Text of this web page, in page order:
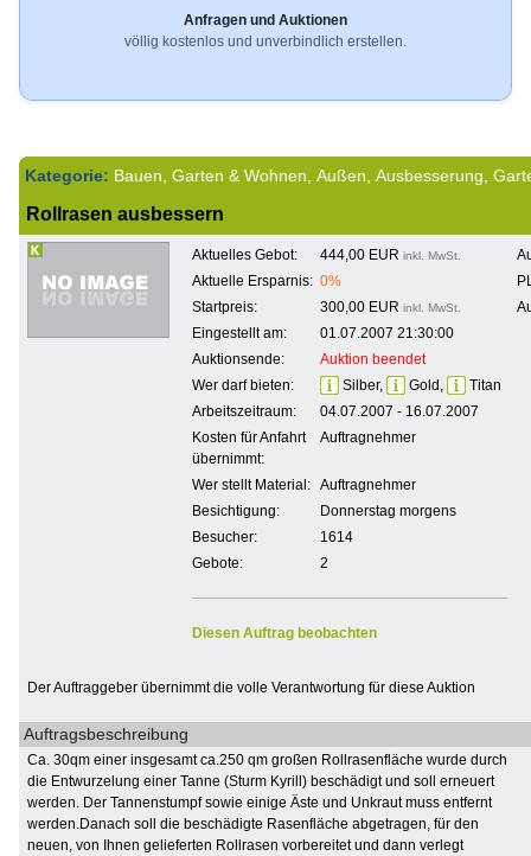
Anfragen und Auktionen
völlig kostenlos und unverbindlich erstellen.
Kategorie: Bauen, Garten & Wohnen, Außen, Ausbesserung,
Rollrasen ausbessern
Aktuelles Gebot: 444,00 EUR inkl. MwSt.
Aktuelle Ersparnis: 0%
Startpreis:
300,00 EUR inkl. MwSt.
Eingestellt am:
01.07.2007 21:30:00
Auktionsende:
Auktion beendet
Wer darf bieten:
Silber, Gold,
Titan
Arbeitszeitraum:
04.07.2007 - 16.07.2007
Kosten für Anfahrt
übernimmt:
Auftragnehmer
Wer stellt Material: Auftragnehmer
Besichtigung:
Donnerstag morgens
Besucher:
1614
Gebote:
2
Diesen Auftrag beobachten
Der Auftraggeber übernimmt die volle Verantwortung für diese Auktion
Auftragsbeschreibung
Ca. 30qm einer insgesamt ca.250 qm großen Rollrasenfläche wurde durch
die Entwurzelung einer Tanne (Sturm Kyrill) beschädigt und soll erneuert
werden. Der Tannenstumpf sowie einige Äste und Unkraut muss entfernt
werden.Danach soll die beschädigte Rasenfläche abgetragen, für den
neuen, von Ihnen gelieferten Rollrasen vorbereitet und dann verlegt